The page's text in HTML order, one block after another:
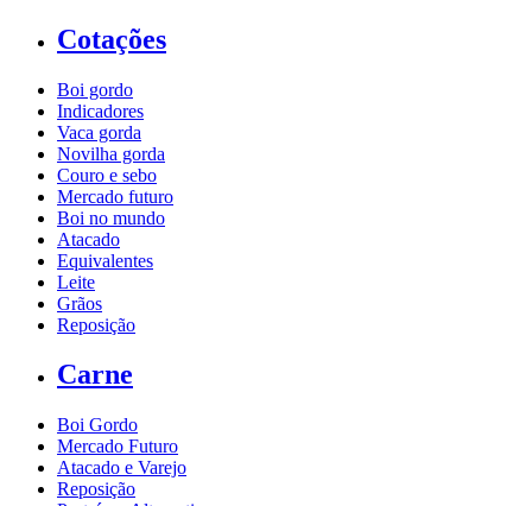
Cotações
Boi gordo
Indicadores
Vaca gorda
Novilha gorda
Couro e sebo
Mercado futuro
Boi no mundo
Atacado
Equivalentes
Leite
Grãos
Reposição
Carne
Boi Gordo
Mercado Futuro
Atacado e Varejo
Reposição